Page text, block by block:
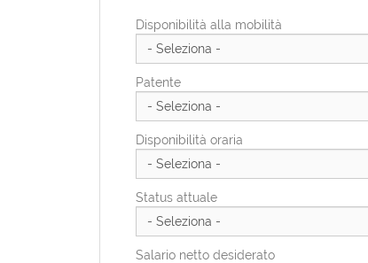
Indirizzo di residenza
CAP di residenza
Disponibilità alla mobilità
Patente
Disponibilità oraria
Status attuale
Salario netto desiderato